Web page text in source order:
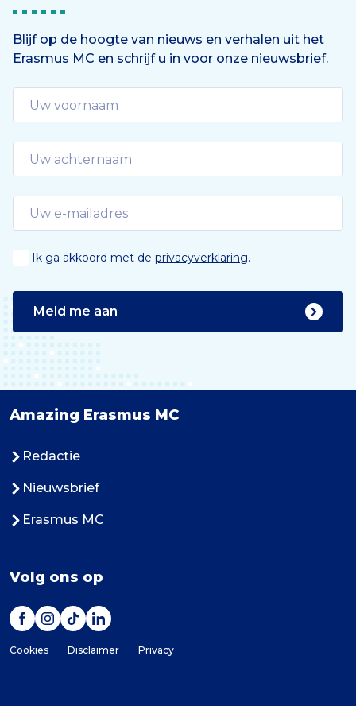
Blijf op de hoogte van nieuws en verhalen uit het
Erasmus MC en schrijf u in voor onze nieuwsbrief.
Ik ga akkoord met de privacyverklaring.
Meld me aan
Amazing Erasmus MC
Redactie
Nieuwsbrief
Erasmus MC
Volg ons op
Cookies Disclaimer Privacy